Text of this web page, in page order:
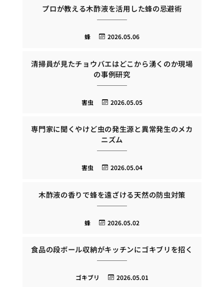
プロが教える木酢液を活用した蜂の忌避術
2026.05.06
蜂
清掃員が見たチョウバエはどこから湧くのか現場
の事例研究
2026.05.05
害虫
専門家に聞くやけど虫の発生源と異常発生のメカ
ニズム
2026.05.04
害虫
木酢液の香りで蜂を遠ざける天然の防虫対策
2026.05.02
蜂
食品の段ボール収納がキッチンにゴキブリを招く
2026.05.01
ゴキブリ